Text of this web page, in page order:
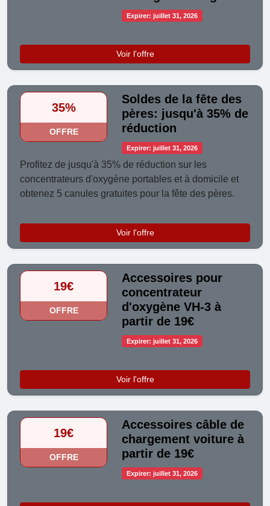
Expirer: juillet 31, 2026
Voir l'offre
35%
OFFRE
Soldes de la fête des
pères: jusqu'à 35% de
réduction
Expirer: juillet 31, 2026
Profitez de jusqu'à 35% de réduction sur les
concentrateurs d'oxygène portables et à domicile et
obtenez 5 canules gratuites pour la fête des pères.
Voir l'offre
19€
OFFRE
Accessoires pour
concentrateur
d'oxygène VH-3 à
partir de 19€
Expirer: juillet 31, 2026
Voir l'offre
19€
OFFRE
Accessoires câble de
chargement voiture à
partir de 19€
Expirer: juillet 31, 2026